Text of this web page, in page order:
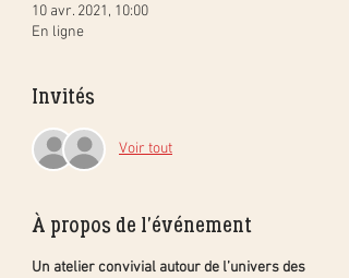
10 avr. 2021, 10:00
En ligne
Invités
Voir tout
À propos de l'événement
Un atelier convivial autour de l’univers des